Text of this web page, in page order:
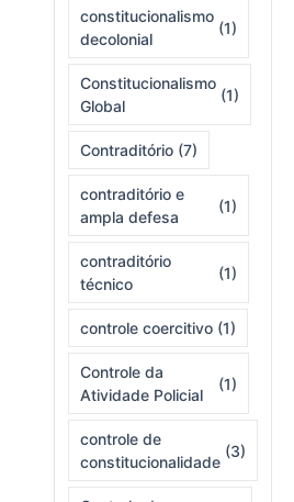
constitucionalismo
decolonial
(1)
Constitucionalismo
Global
(1)
Contraditório (7)
contraditório e
ampla defesa
(1)
contraditório
técnico
(1)
controle coercitivo (1)
Controle da
Atividade Policial
(1)
controle de
constitucionalidade
(3)